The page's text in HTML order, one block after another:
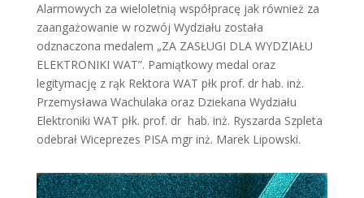
Alarmowych za wieloletnią współpracę jak również za
zaangażowanie w rozwój Wydziału została
odznaczona medalem „ZA ZASŁUGI DLA WYDZIAŁU
ELEKTRONIKI WAT”. Pamiątkowy medal oraz
legitymację z rąk Rektora WAT płk prof. dr hab. inż.
Przemysława Wachulaka oraz Dziekana Wydziału
Elektroniki WAT płk. prof. dr hab. inż. Ryszarda Szpleta
odebrał Wiceprezes PISA mgr inż. Marek Lipowski.